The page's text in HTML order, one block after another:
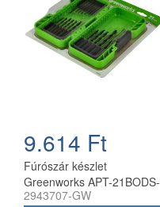
9.614 Ft
Fúrószár készlet
Greenworks APT-21BODS-
GW 21 darabos hss
2943707-GW